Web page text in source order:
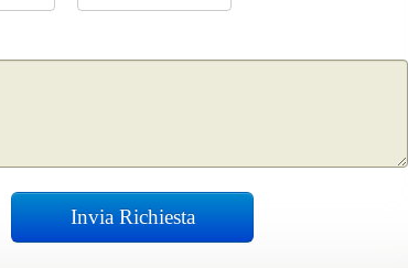
Invia Richiesta